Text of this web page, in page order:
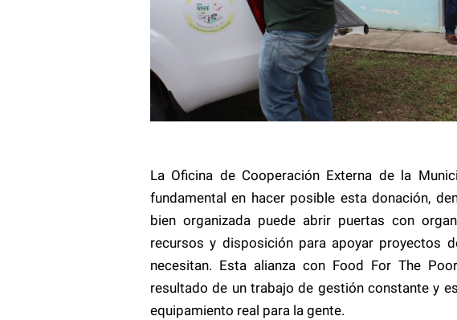
La Oficina de Cooperación Externa de la
fundamental en hacer posible esta donación,
bien organizada puede abrir puertas con
recursos y disposición para apoyar proyectos
necesitan. Esta alianza con Food For The
resultado de un trabajo de gestión constante y
equipamiento real para la gente.